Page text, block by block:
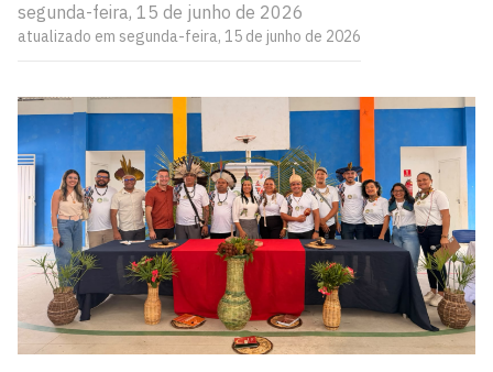
segunda-feira, 15 de junho de 2026
atualizado em segunda-feira, 15 de junho de 2026